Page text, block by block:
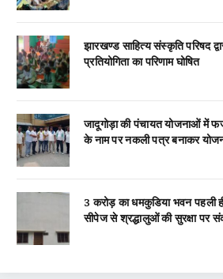
झारखण्ड साहित्य संस्कृति परिषद
प्रतियोगिता का परिणाम घोषित
जादूगोड़ा की पंचायत योजनाओं में
के नाम पर नकली पत्र बनाकर
3 करोड़ का धमकुडिया भवन पहली
सीपेज से श्रद्धालुओं की सुरक्षा पर